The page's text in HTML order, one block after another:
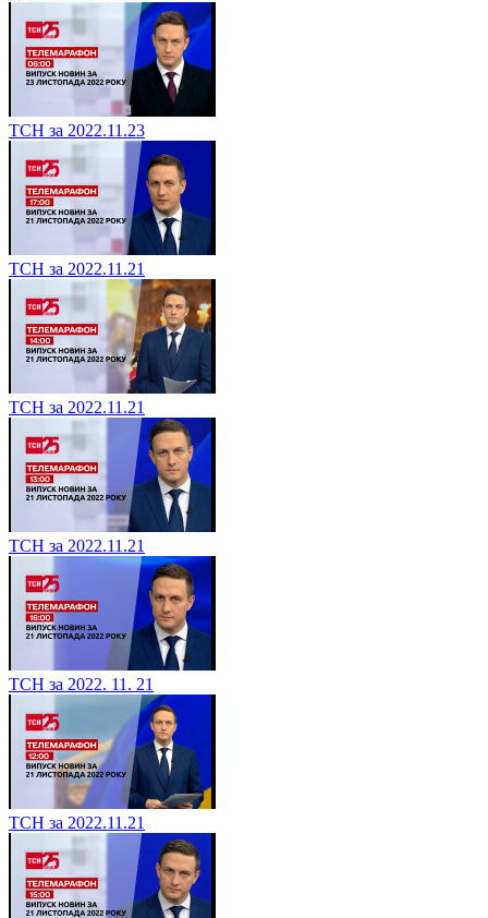
ТСН за 2022.11.23
ТСН за 2022.11.21
ТСН за 2022.11.21
ТСН за 2022.11.21
ТСН за 2022. 11. 21
ТСН за 2022.11.21